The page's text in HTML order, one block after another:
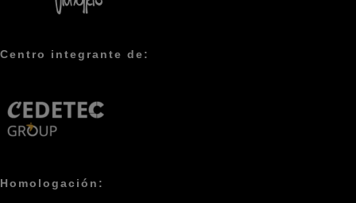
Centro integrante de:
Homologación: